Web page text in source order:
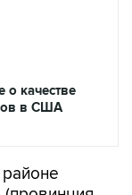
качестве
в США